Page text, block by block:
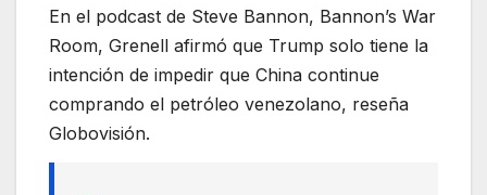
En el podcast de Steve Bannon, Bannon’s War
Room, Grenell afirmó que Trump solo tiene la
intención de impedir que China continue
comprando el petróleo venezolano, reseña
Globovisión.